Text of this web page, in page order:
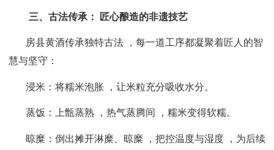
三、古法传承： 匠心酿造的非遗技艺
房县黄酒传承独特古法 ，每一道工序都凝聚着匠人的智
慧与坚守：
浸米：将糯米泡胀 ，让米粒充分吸收水分。
蒸饭：上甑蒸熟 ，热气蒸腾间 ，糯米变得软糯。
晾糜：倒出摊开淋糜、晾糜 ，把控温度与湿度 ，为后续